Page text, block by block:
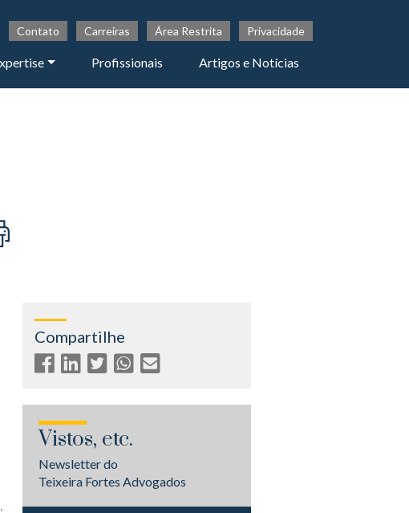
Contato Carreiras Área Restrita Privacidade
Profissionais Artigos e Notícias
Compartilhe
Vistos, etc.
Newsletter do
Teixeira Fortes Advogados